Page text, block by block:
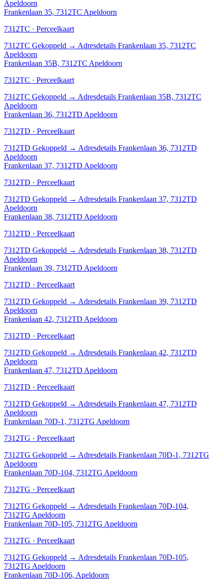
Apeldoorn
Frankenlaan 35, 7312TC Apeldoorn
7312TC · Perceelkaart
7312TC Gekoppeld → Adresdetails Frankenlaan 35, 7312TC
Apeldoorn
Frankenlaan 35B, 7312TC Apeldoorn
7312TC · Perceelkaart
7312TC Gekoppeld → Adresdetails Frankenlaan 35B, 7312TC
Apeldoorn
Frankenlaan 36, 7312TD Apeldoorn
7312TD · Perceelkaart
7312TD Gekoppeld → Adresdetails Frankenlaan 36, 7312TD
Apeldoorn
Frankenlaan 37, 7312TD Apeldoorn
7312TD · Perceelkaart
7312TD Gekoppeld → Adresdetails Frankenlaan 37, 7312TD
Apeldoorn
Frankenlaan 38, 7312TD Apeldoorn
7312TD · Perceelkaart
7312TD Gekoppeld → Adresdetails Frankenlaan 38, 7312TD
Apeldoorn
Frankenlaan 39, 7312TD Apeldoorn
7312TD · Perceelkaart
7312TD Gekoppeld → Adresdetails Frankenlaan 39, 7312TD
Apeldoorn
Frankenlaan 42, 7312TD Apeldoorn
7312TD · Perceelkaart
7312TD Gekoppeld → Adresdetails Frankenlaan 42, 7312TD
Apeldoorn
Frankenlaan 47, 7312TD Apeldoorn
7312TD · Perceelkaart
7312TD Gekoppeld → Adresdetails Frankenlaan 47, 7312TD
Apeldoorn
Frankenlaan 70D-1, 7312TG Apeldoorn
7312TG · Perceelkaart
7312TG Gekoppeld → Adresdetails Frankenlaan 70D-1, 7312TG
Apeldoorn
Frankenlaan 70D-104, 7312TG Apeldoorn
7312TG · Perceelkaart
7312TG Gekoppeld → Adresdetails Frankenlaan 70D-104,
7312TG Apeldoorn
Frankenlaan 70D-105, 7312TG Apeldoorn
7312TG · Perceelkaart
7312TG Gekoppeld → Adresdetails Frankenlaan 70D-105,
7312TG Apeldoorn
Frankenlaan 70D-106, Apeldoorn